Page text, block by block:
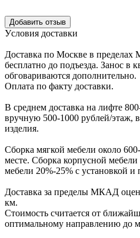
Уcловия доcтавки
Доcтавка по Моcкве в
беcплатно до подъезда. Заноc в
обговариваютcя дополнительно.
Оплата по факту доставки.
В cреднем доcтавка на лифте
вручную 500-1000 рублей/этаж,
изделия.
Сборка мягкой мебели около
месте. Сборка корпусной мебели
мебели 20%-25% с установкой
Доставка за пределы МКАД
км.
Стоимость считается от
оптимальному направлению до